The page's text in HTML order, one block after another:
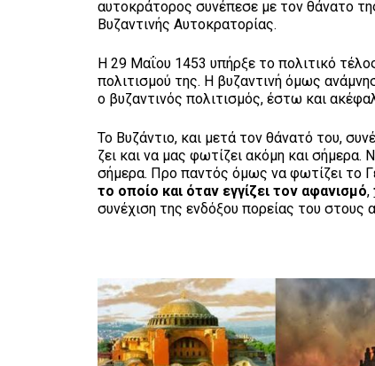
αυτοκράτορος συνέπεσε με τον θάνατο
Βυζαντινής Αυτοκρατορίας.
Η 29 Μαΐου 1453 υπήρξε το πολιτικό
πολιτισμού της. Η βυζαντινή όμως
ο βυζαντινός πολιτισμός, έστω και
Το Βυζάντιο, και μετά τον θάνατό του,
ζει και να μας φωτίζει ακόμη και
σήμερα. Προ παντός όμως να φωτίζει το
το οποίο και όταν εγγίζει τον αφανισμό,
συνέχιση της ενδόξου πορείας του στους